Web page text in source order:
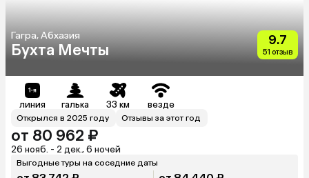
Гагра, Абхазия
Бухта Мечты
9.7
51 отзыв
линия галька 33 км везде
Открылся в 2025 году Отзывы за этот год
от 80 962 ₽
26 нояб. - 2 дек., 6 ночей
Выгодные туры на соседние даты